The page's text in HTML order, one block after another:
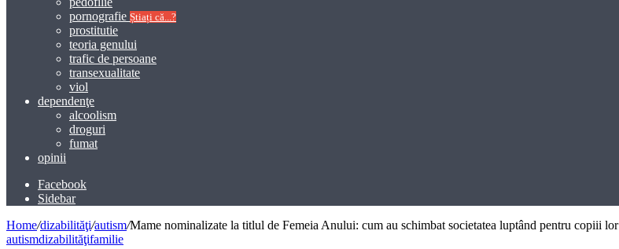
pornografie Știați că...?
prostitutie
teoria genului
trafic de persoane
transexualitate
viol
dependenţe
alcoolism
droguri
fumat
opinii
Facebook
Sidebar
Home/dizabilităţi/autism/Mame nominalizate la titlul de Femeia Anului: cum au schimbat societatea luptând pentru copiii lor
autismdizabilităţifamilie